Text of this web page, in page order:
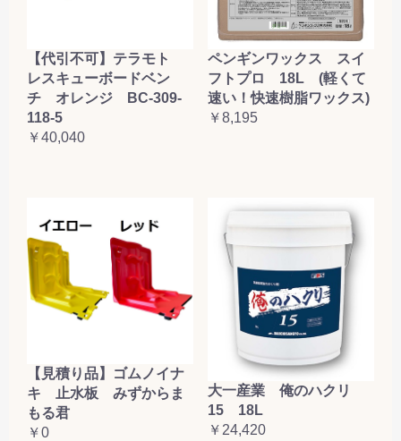
【代引不可】テラモト
レスキューボードベン
チ オレンジ BC-309-
118-5
￥40,040
ペンギンワックス スイ
フトプロ 18L (軽くて
速い！快速樹脂ワックス)
￥8,195
【見積り品】ゴムノイナ
キ 止水板 みずからま
もる君
￥0
大一産業 俺のハクリ
15 18L
￥24,420